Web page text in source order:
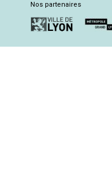
Nos partenaires